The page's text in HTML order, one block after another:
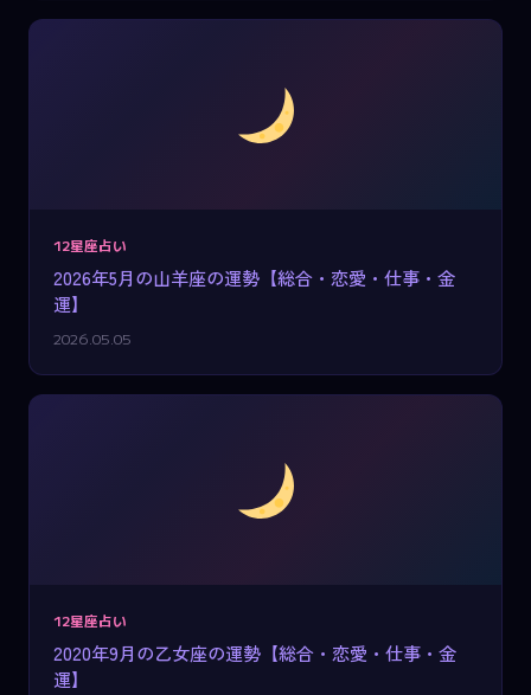
12星座占い
2026年5月の山羊座の運勢【総合・恋愛・仕事・金
運】
2026.05.05
12星座占い
2020年9月の乙女座の運勢【総合・恋愛・仕事・金
運】